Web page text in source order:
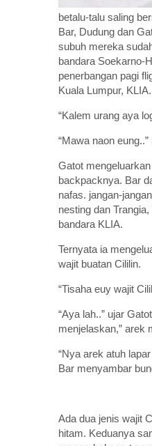
betalu-talu saling
Bar, Dudung dan
subuh mereka
bandara Soekarno-
penerbangan pagi
Kuala Lumpur, KLIA.
“Kalem urang aya
“Mawa naon
Gatot
backpacknya. Bar
nafas. jangan-
nesting dan
bandara KLIA.
Ternyata ia
wajit buatan Cililin.
“Tisaha euy wajit
“Aya lah..” ujar
menjelaskan,” arek
“Nya arek atuh
Bar menyambar
Ada dua jenis wajit
hitam. Keduanya